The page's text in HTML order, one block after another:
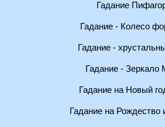
Гадание
Гадание - Колесо
Гадание -
Гадание - Зеркало
Гадание на Новый
Гадание на Рождество